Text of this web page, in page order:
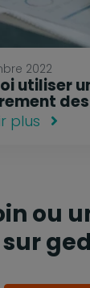
2022
utiliser
plus
ou
sur